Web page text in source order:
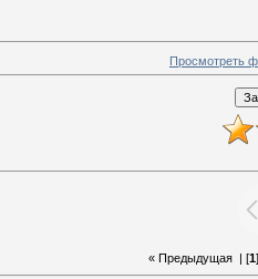
Просмотреть
« Предыдущая| [1